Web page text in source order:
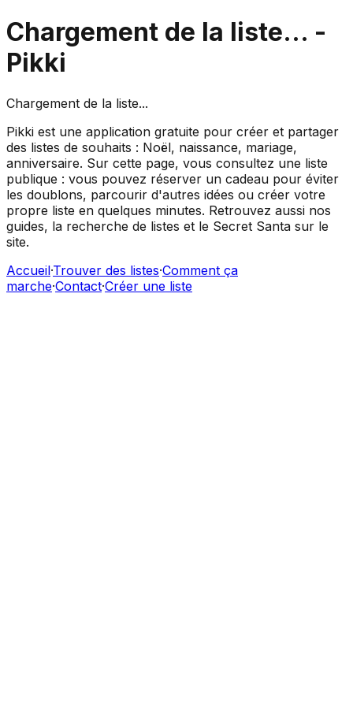
Chargement de la liste... -
Pikki
Chargement de la liste...
Pikki est une application gratuite pour créer et partager
des listes de souhaits : Noël, naissance, mariage,
anniversaire. Sur cette page, vous consultez une liste
publique : vous pouvez réserver un cadeau pour éviter
les doublons, parcourir d'autres idées ou créer votre
propre liste en quelques minutes. Retrouvez aussi nos
guides, la recherche de listes et le Secret Santa sur le
site.
Accueil·Trouver des listes·Comment ça
marche·Contact·Créer une liste